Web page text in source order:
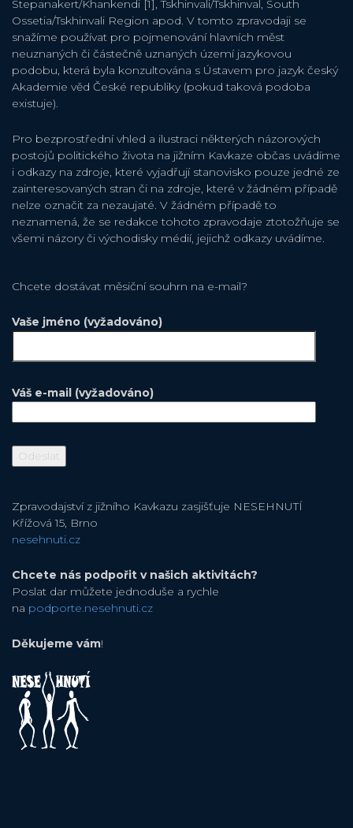
Stepanakert/Khankendi [1], Tskhinvali/Tskhinval, South
Ossetia/Tskhinvali Region apod. V tomto zpravodaji se
snažíme používat pro pojmenování hlavních měst
neuznaných či částečně uznaných území jazykovou
podobu, která byla konzultována s Ústavem pro jazyk český
Akademie věd České republiky (pokud taková podoba
existuje).
Pro bezprostřední vhled a ilustraci některých názorových
postojů politického života na jižním Kavkaze občas uvádíme
i odkazy na zdroje, které vyjadřují stanovisko pouze jedné ze
zainteresovaných stran či na zdroje, které v žádném případě
nelze označit za nezaujaté. V žádném případě to
neznamená, že se redakce tohoto zpravodaje ztotožňuje se
všemi názory či východisky médií, jejichž odkazy uvádíme.
Chcete dostávat měsiční souhrn na e-mail?
Vaše jméno (vyžadováno)
Váš e-mail (vyžadováno)
Zpravodajství z jižního Kavkazu zasjišťuje NESEHNUTÍ
Křížová 15, Brno
nesehnuti.cz
Chcete nás podpořit v našich aktivitách?
Poslat dar můžete jednoduše a rychle
na podporte.nesehnuti.cz
Děkujeme vám!